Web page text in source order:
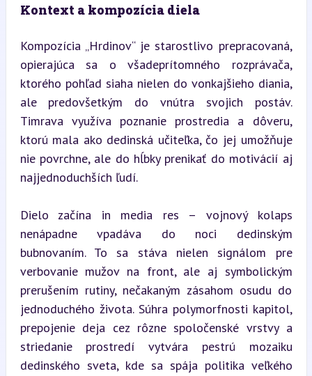
Kontext a kompozícia diela
Kompozícia „Hrdinov“ je starostlivo prepracovaná,
opierajúca sa o všadeprítomného rozprávača,
ktorého pohľad siaha nielen do vonkajšieho diania,
ale predovšetkým do vnútra svojich postáv.
Timrava využíva poznanie prostredia a dôveru,
ktorú mala ako dedinská učiteľka, čo jej umožňuje
nie povrchne, ale do hĺbky prenikať do motivácií aj
najjednoduchších ľudí.
Dielo začína in media res – vojnový kolaps
nenápadne vpadáva do noci dedinským
bubnovaním. To sa stáva nielen signálom pre
verbovanie mužov na front, ale aj symbolickým
prerušením rutiny, nečakaným zásahom osudu do
jednoduchého života. Súhra polymorfnosti kapitol,
prepojenie deja cez rôzne spoločenské vrstvy a
striedanie prostredí vytvára pestrú mozaiku
dedinského sveta, kde sa spája politika veľkého